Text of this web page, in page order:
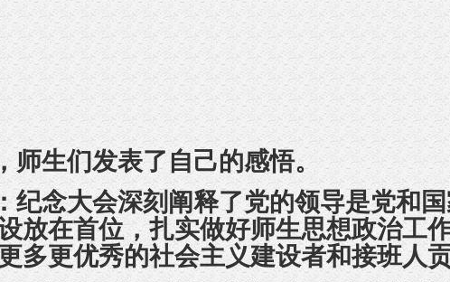
师生们发表了自己的感悟。
纪念大会深刻阐释了党的领导是党和
放在首位，扎实做好师生思想政治工
多更优秀的社会主义建设者和接班人